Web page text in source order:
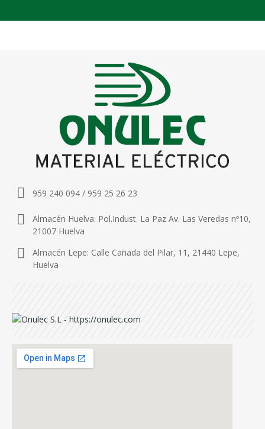
959 240 094 / 959 25 26 23
Almacén Huelva: Pol.Indust. La Paz Av. Las Veredas nº10,
21007 Huelva
Almacén Lepe: Calle Cañada del Pilar, 11, 21440 Lepe,
Huelva